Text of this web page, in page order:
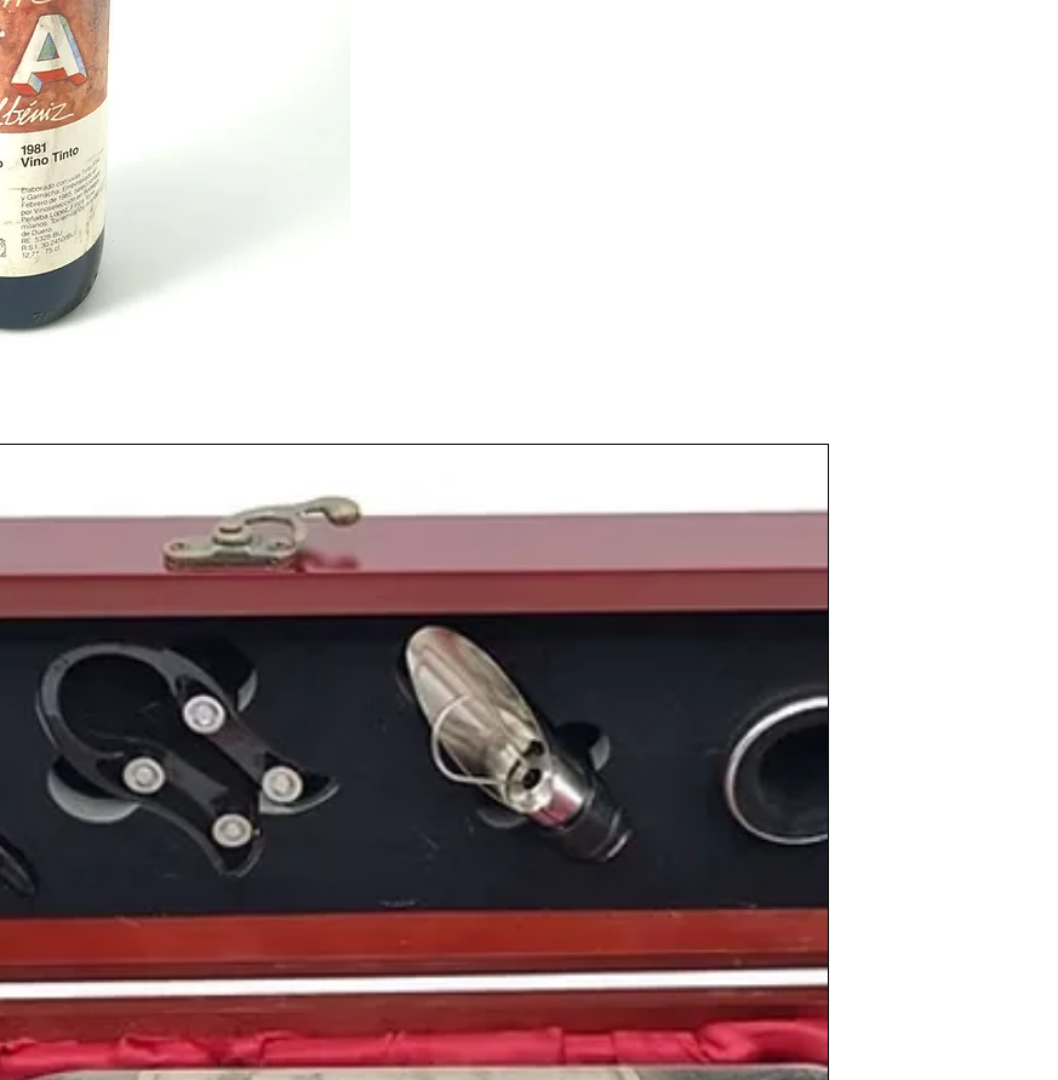
La del momento hacía eco de la seria situación, y elRey
defendiendo la
presidente del Gobierno.
La población gozaba de la vida cotidiana como de los grandes
estrenos cinematográficos del año como
busca del Arca Perdida. Y en el terreno deportivo lo más
sonado era el mundo futbolístico, como venía siendo tradición
en nuestro país. ElReal Sociedadganaba la
y el equipo
Liverpool F. Cse hacía con la victoria en la
Champions
Este año vio nacer a personas tan conocidas como el actor
español de fórmula 1Fernando Alonso, el portero español
, la miembro de la familia real británica, esposa del
príncipeMeghan Markleo la actriz israelí-estadounidense
Natalie Portman.
Puedes encontrar más información de los vinos de la cosecha
de1981y otros años en